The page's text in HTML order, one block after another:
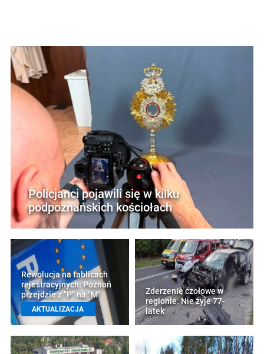
Policjanci pojawili się w kilku
podpoznańskich kościołach
Rewolucja na tablicach
rejestracyjnych. Poznań
przejdzie z "P" na "M"
AKTUALIZACJA
Zderzenie czołowe w
regionie. Nie żyje 77-
latek